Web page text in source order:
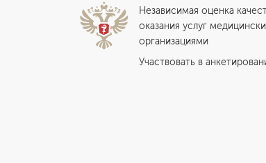
Независимая оценка
оказания услуг
организациями
Участвовать в